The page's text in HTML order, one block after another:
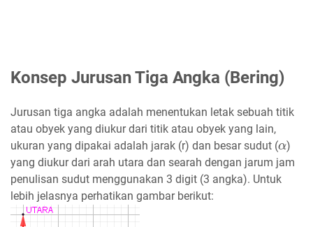
Konsep Jurusan Tiga Angka (Bering)
Jurusan tiga angka adalah menentukan letak sebuah titik
atau obyek yang diukur dari titik atau obyek yang lain,
ukuran yang dipakai adalah jarak (r) dan besar sudut (
)
yang diukur dari arah utara dan searah dengan jarum jam
penulisan sudut menggunakan 3 digit (3 angka). Untuk
lebih jelasnya perhatikan gambar berikut: